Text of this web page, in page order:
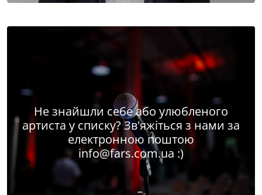
Не знайшли себе або улюбленого
артиста у списку? Зв'яжіться з нами за
електронною поштою
info@fars.com.ua :)